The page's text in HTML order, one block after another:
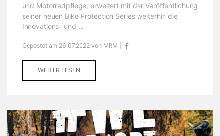
und Motorradpflege, erweitert mit der Veröffentlichung
seiner neuen Bike Protection Series weiterhin die
Innovations- und ...
Gepostet am 26.07.2022 von MRM |
WEITER LESEN